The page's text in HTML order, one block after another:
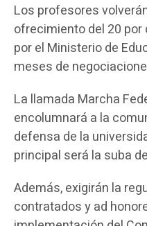
Los profesores
ofrecimiento del 20
por el Ministerio de
meses de
La llamada Marcha
encolumnará a la
defensa de la
principal será la suba
Además, exigirán la
contratados y ad